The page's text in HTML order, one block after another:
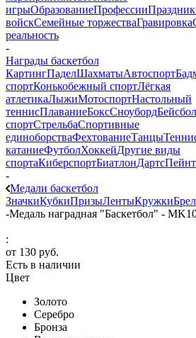
игрыОбразованиеПрофессии
войскСемейные торжестваГравировка
реальность
-
Награды баскетбол
КартингПаделШахматыАвтоспорт
спортКонькобежный спортЛёгкая
атлетикаЛыжиМотоспортНастольный
теннисПлаваниеБоксСноуборд
спортСтрельбаСпортивные
единоборстваФехтованиеТанцы
катаниеФутболХоккейДругие виды
спортаКиберспортБиатлонДартс
-
Медали баскетбол
ЗначкиКубкиПризыЛентыКружки
-Медаль наградная "Баскетбол" -
:
от 130 руб.
Есть в наличии
Цвет
Золото
Серебро
Бронза